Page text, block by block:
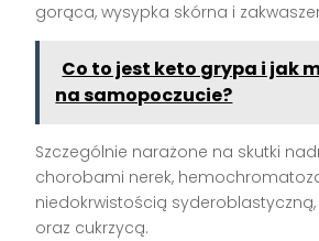
gorąca, wysypka skórna i
Co to jest keto grypa i jak
na samopoczucie?
Szczególnie narażone na skutki
chorobami nerek,
niedokrwistością
oraz cukrzycą.